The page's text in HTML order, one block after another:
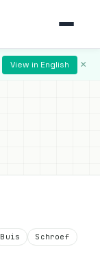
View in English ×
Buis
Schroef